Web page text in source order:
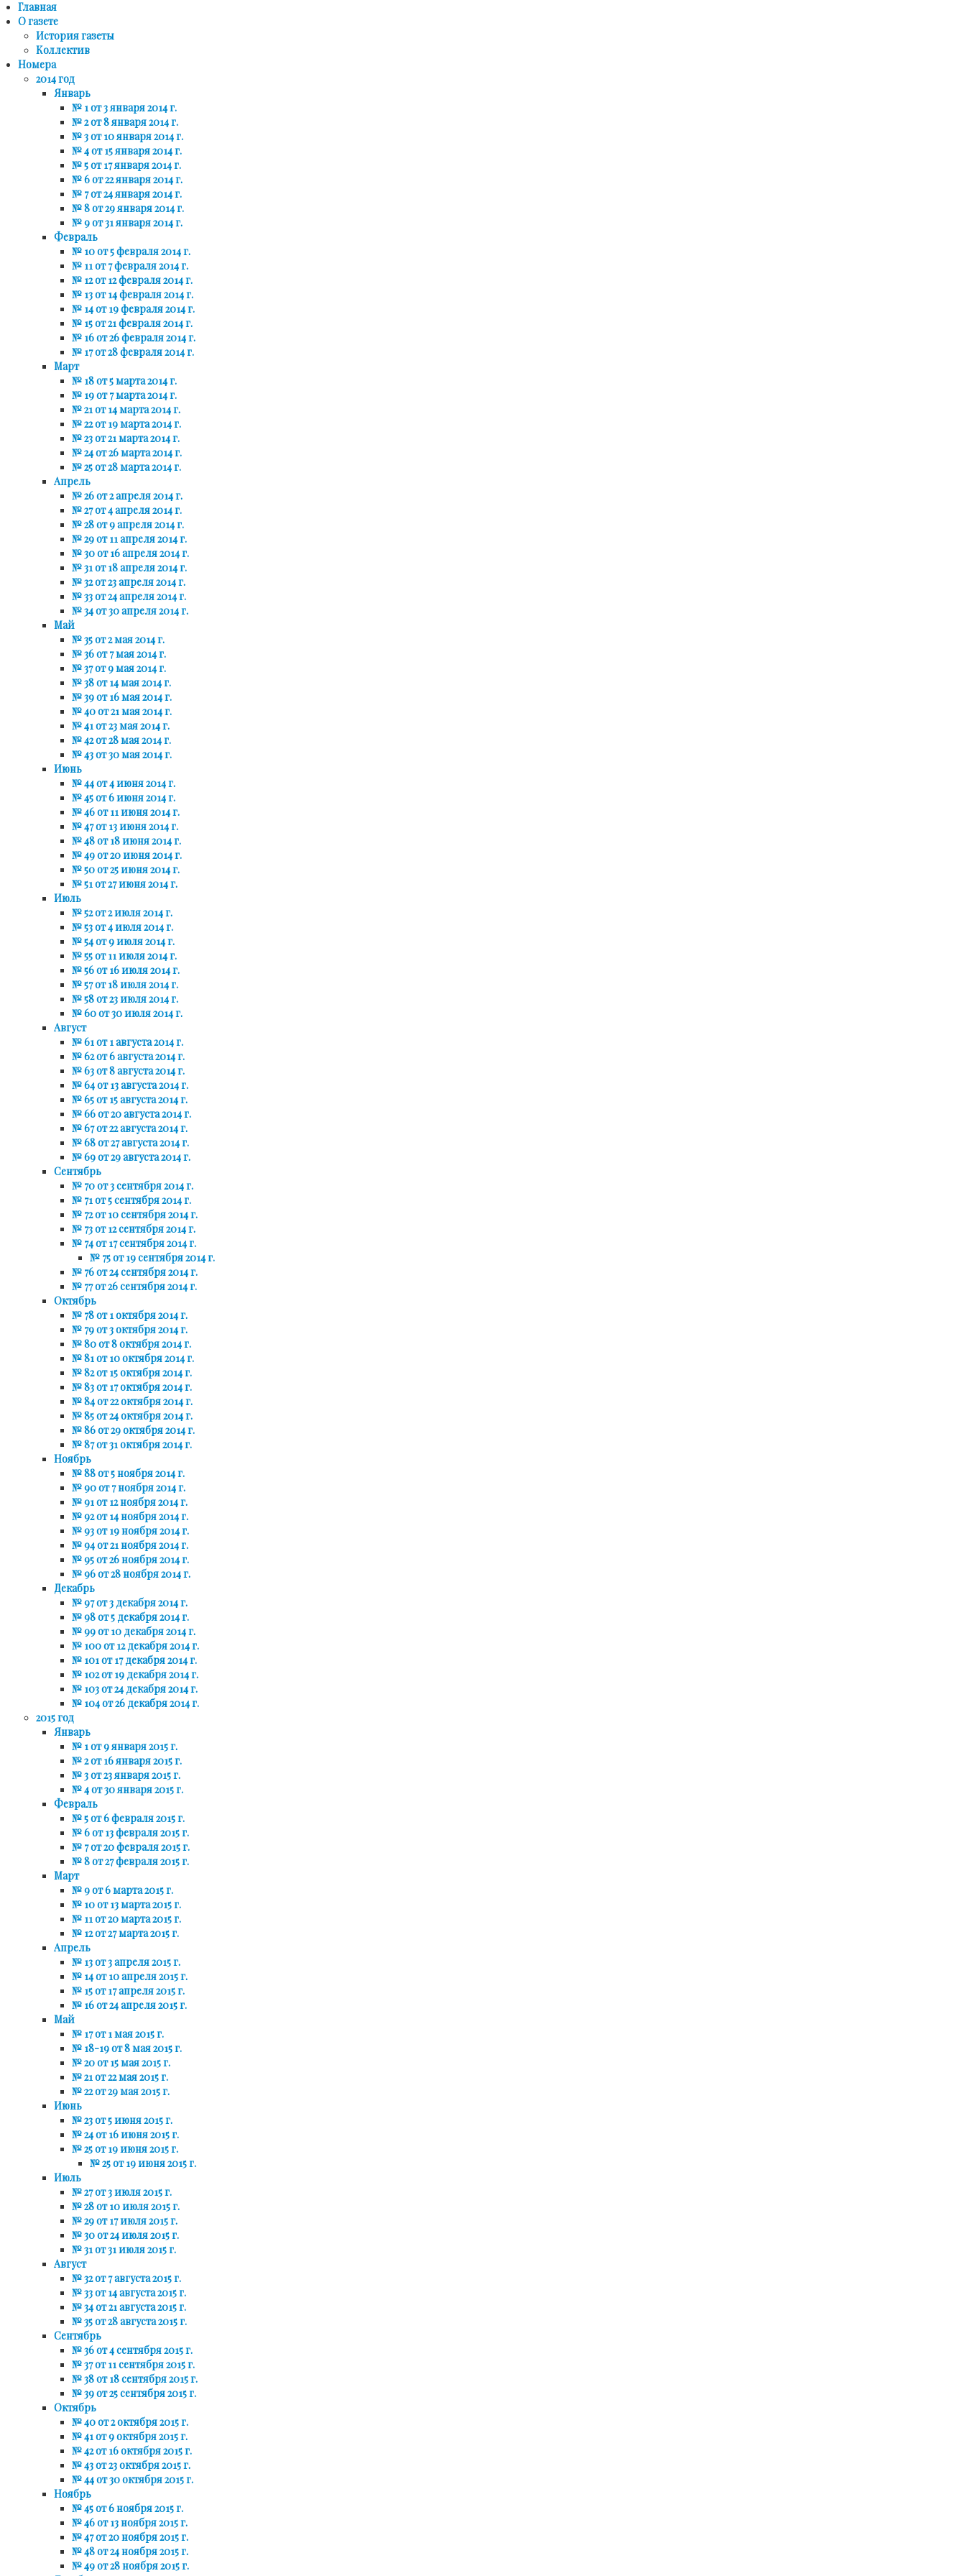
Главная
О газете
История газеты
Коллектив
Номера
2014 год
Январь
№ 1 от 3 января 2014 г.
№ 2 от 8 января 2014 г.
№ 3 от 10 января 2014 г.
№ 4 от 15 января 2014 г.
№ 5 от 17 января 2014 г.
№ 6 от 22 января 2014 г.
№ 7 от 24 января 2014 г.
№ 8 от 29 января 2014 г.
№ 9 от 31 января 2014 г.
Февраль
№ 10 от 5 февраля 2014 г.
№ 11 от 7 февраля 2014 г.
№ 12 от 12 февраля 2014 г.
№ 13 от 14 февраля 2014 г.
№ 14 от 19 февраля 2014 г.
№ 15 от 21 февраля 2014 г.
№ 16 от 26 февраля 2014 г.
№ 17 от 28 февраля 2014 г.
Март
№ 18 от 5 марта 2014 г.
№ 19 от 7 марта 2014 г.
№ 21 от 14 марта 2014 г.
№ 22 от 19 марта 2014 г.
№ 23 от 21 марта 2014 г.
№ 24 от 26 марта 2014 г.
№ 25 от 28 марта 2014 г.
Апрель
№ 26 от 2 апреля 2014 г.
№ 27 от 4 апреля 2014 г.
№ 28 от 9 апреля 2014 г.
№ 29 от 11 апреля 2014 г.
№ 30 от 16 апреля 2014 г.
№ 31 от 18 апреля 2014 г.
№ 32 от 23 апреля 2014 г.
№ 33 от 24 апреля 2014 г.
№ 34 от 30 апреля 2014 г.
Май
№ 35 от 2 мая 2014 г.
№ 36 от 7 мая 2014 г.
№ 37 от 9 мая 2014 г.
№ 38 от 14 мая 2014 г.
№ 39 от 16 мая 2014 г.
№ 40 от 21 мая 2014 г.
№ 41 от 23 мая 2014 г.
№ 42 от 28 мая 2014 г.
№ 43 от 30 мая 2014 г.
Июнь
№ 44 от 4 июня 2014 г.
№ 45 от 6 июня 2014 г.
№ 46 от 11 июня 2014 г.
№ 47 от 13 июня 2014 г.
№ 48 от 18 июня 2014 г.
№ 49 от 20 июня 2014 г.
№ 50 от 25 июня 2014 г.
№ 51 от 27 июня 2014 г.
Июль
№ 52 от 2 июля 2014 г.
№ 53 от 4 июля 2014 г.
№ 54 от 9 июля 2014 г.
№ 55 от 11 июля 2014 г.
№ 56 от 16 июля 2014 г.
№ 57 от 18 июля 2014 г.
№ 58 от 23 июля 2014 г.
№ 60 от 30 июля 2014 г.
Август
№ 61 от 1 августа 2014 г.
№ 62 от 6 августа 2014 г.
№ 63 от 8 августа 2014 г.
№ 64 от 13 августа 2014 г.
№ 65 от 15 августа 2014 г.
№ 66 от 20 августа 2014 г.
№ 67 от 22 августа 2014 г.
№ 68 от 27 августа 2014 г.
№ 69 от 29 августа 2014 г.
Сентябрь
№ 70 от 3 сентября 2014 г.
№ 71 от 5 сентября 2014 г.
№ 72 от 10 сентября 2014 г.
№ 73 от 12 сентября 2014 г.
№ 74 от 17 сентября 2014 г.
№ 75 от 19 сентября 2014 г.
№ 76 от 24 сентября 2014 г.
№ 77 от 26 сентября 2014 г.
Октябрь
№ 78 от 1 октября 2014 г.
№ 79 от 3 октября 2014 г.
№ 80 от 8 октября 2014 г.
№ 81 от 10 октября 2014 г.
№ 82 от 15 октября 2014 г.
№ 83 от 17 октября 2014 г.
№ 84 от 22 октября 2014 г.
№ 85 от 24 октября 2014 г.
№ 86 от 29 октября 2014 г.
№ 87 от 31 октября 2014 г.
Ноябрь
№ 88 от 5 ноября 2014 г.
№ 90 от 7 ноября 2014 г.
№ 91 от 12 ноября 2014 г.
№ 92 от 14 ноября 2014 г.
№ 93 от 19 ноября 2014 г.
№ 94 от 21 ноября 2014 г.
№ 95 от 26 ноября 2014 г.
№ 96 от 28 ноября 2014 г.
Декабрь
№ 97 от 3 декабря 2014 г.
№ 98 от 5 декабря 2014 г.
№ 99 от 10 декабря 2014 г.
№ 100 от 12 декабря 2014 г.
№ 101 от 17 декабря 2014 г.
№ 102 от 19 декабря 2014 г.
№ 103 от 24 декабря 2014 г.
№ 104 от 26 декабря 2014 г.
2015 год
Январь
№ 1 от 9 января 2015 г.
№ 2 от 16 января 2015 г.
№ 3 от 23 января 2015 г.
№ 4 от 30 января 2015 г.
Февраль
№ 5 от 6 февраля 2015 г.
№ 6 от 13 февраля 2015 г.
№ 7 от 20 февраля 2015 г.
№ 8 от 27 февраля 2015 г.
Март
№ 9 от 6 марта 2015 г.
№ 10 от 13 марта 2015 г.
№ 11 от 20 марта 2015 г.
№ 12 от 27 марта 2015 г.
Апрель
№ 13 от 3 апреля 2015 г.
№ 14 от 10 апреля 2015 г.
№ 15 от 17 апреля 2015 г.
№ 16 от 24 апреля 2015 г.
Май
№ 17 от 1 мая 2015 г.
№ 18-19 от 8 мая 2015 г.
№ 20 от 15 мая 2015 г.
№ 21 от 22 мая 2015 г.
№ 22 от 29 мая 2015 г.
Июнь
№ 23 от 5 июня 2015 г.
№ 24 от 16 июня 2015 г.
№ 25 от 19 июня 2015 г.
№ 25 от 19 июня 2015 г.
Июль
№ 27 от 3 июля 2015 г.
№ 28 от 10 июля 2015 г.
№ 29 от 17 июля 2015 г.
№ 30 от 24 июля 2015 г.
№ 31 от 31 июля 2015 г.
Август
№ 32 от 7 августа 2015 г.
№ 33 от 14 августа 2015 г.
№ 34 от 21 августа 2015 г.
№ 35 от 28 августа 2015 г.
Сентябрь
№ 36 от 4 сентября 2015 г.
№ 37 от 11 сентября 2015 г.
№ 38 от 18 сентября 2015 г.
№ 39 от 25 сентября 2015 г.
Октябрь
№ 40 от 2 октября 2015 г.
№ 41 от 9 октября 2015 г.
№ 42 от 16 октября 2015 г.
№ 43 от 23 октября 2015 г.
№ 44 от 30 октября 2015 г.
Ноябрь
№ 45 от 6 ноября 2015 г.
№ 46 от 13 ноября 2015 г.
№ 47 от 20 ноября 2015 г.
№ 48 от 24 ноября 2015 г.
№ 49 от 28 ноября 2015 г.